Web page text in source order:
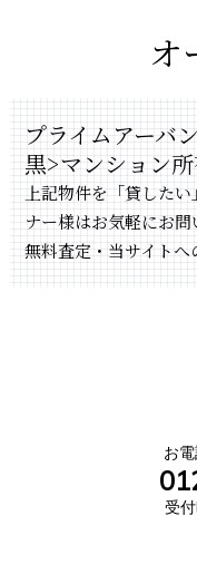
オ
プライムアーバ
黒>マンション
上記物件を「貸した
ナー様はお気軽にお問
無料査定・当サイトへ
お
受